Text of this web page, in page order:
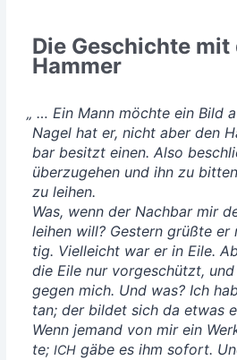
Die Geschichte mit
Hammer
„ … Ein Mann möch­te ein Bild
Nagel hat er, nicht aber den
bar besitzt einen. Also
über­zu­ge­hen und ihn zu
zu lei­hen.
Was, wenn der Nach­bar mir
lei­hen will? Ges­tern grüß­te
tig. Viel­leicht war er in Eile.
die Eile nur vor­ge­schützt,
gegen mich. Und was? Ich
tan; der bil­det sich da etwas
Wenn jemand von mir ein
te;ICH gäbe es ihm sofort.